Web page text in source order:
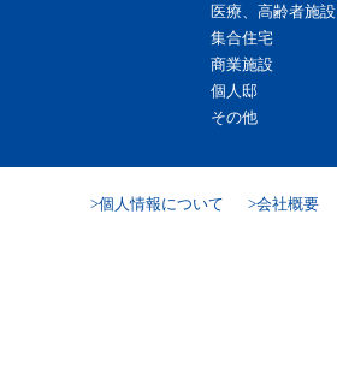
医療、高齢者施設
集合住宅
商業施設
個人邸
その他
個人情報について 会社概要